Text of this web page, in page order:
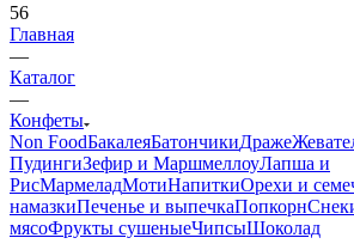
56
Главная
—
Каталог
—
Конфеты
Non FoodБакалеяБатончикиДраже
ПудингиЗефир и МаршмеллоуЛапша и
РисМармеладМотиНапиткиОрехи и
намазкиПеченье и выпечкаПопкорн
мясоФрукты сушеныеЧипсыШоколад